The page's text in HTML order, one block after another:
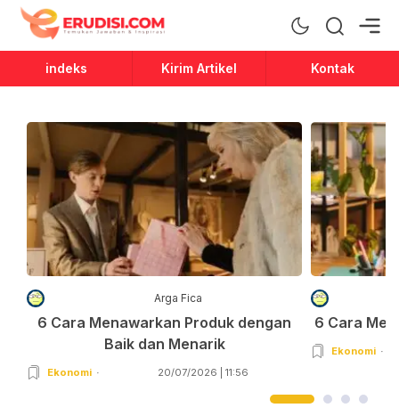
Erudisi
Temukan Jawaban dan Inspirasi
indeks Kirim Artikel Kontak
Arga Fica
6 Cara Menawarkan Produk dengan
Baik dan Menarik
Ekonomi 20/07/2026 | 11:56
6 Cara
Ekonomi